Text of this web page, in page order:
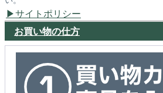
サイトポリシー
お買い物の仕方